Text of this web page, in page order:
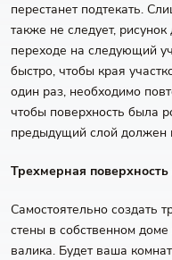
перестанет подтекать.
также не следует,
переходе на следующий
быстро, чтобы края
один раз, необходимо
чтобы поверхность была
предыдущий слой должен
Трехмерная
Самостоятельно создать
стены в собственном
валика. Будет ваша